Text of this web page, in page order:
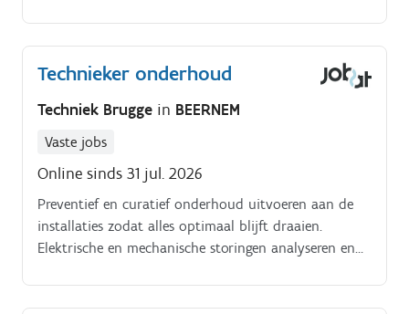
Technieker onderhoud
Techniek Brugge in BEERNEM
Vaste jobs
Online sinds 31 jul. 2026
Preventief en curatief onderhoud uitvoeren aan de
installaties zodat alles optimaal blijft draaien.
Elektrische en mechanische storingen analyseren en